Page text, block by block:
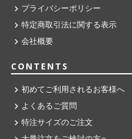
プライバシーポリシー
特定商取引法に関する表示
会社概要
CONTENTS
初めてご利用されるお客様へ
よくあるご質問
特注サイズのご注文